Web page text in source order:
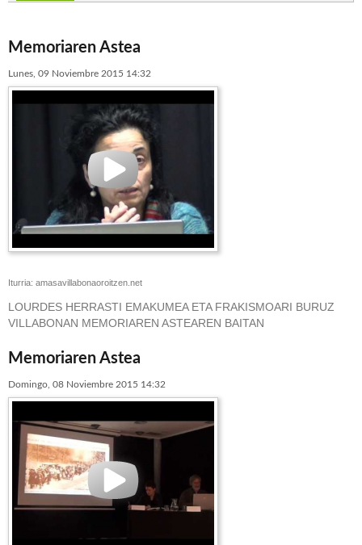
Memoriaren Astea
Lunes, 09 Noviembre 2015 14:32
Iturria: amasavillabonaoroitzen.net
LOURDES HERRASTI EMAKUMEA ETA FRAKISMOARI BURUZ
VILLABONAN MEMORIAREN ASTEAREN BAITAN
Memoriaren Astea
Domingo, 08 Noviembre 2015 14:32